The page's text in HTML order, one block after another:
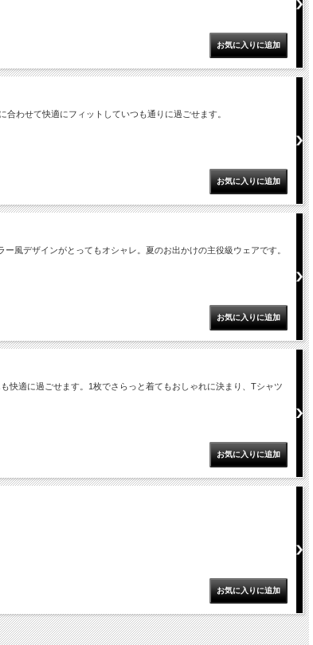
わせて快適にフィットしていつも通りに過ごせます。
風デザインがとってもオシャレ。夏のお出かけの主役級ウェアです。
快適に過ごせます。1枚でさらっと着てもおしゃれに決まり、Tシャツ